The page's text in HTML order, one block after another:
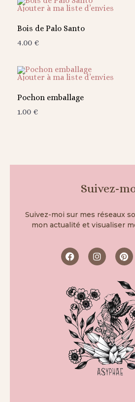
Ajouter à ma liste d’envies
Bois de Palo Santo
4.00 €
Ajouter à ma liste d’envies
Pochon emballage
1.00 €
Suivez-
Suivez-moi sur mes réseaux
mon actualité et visualiser